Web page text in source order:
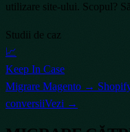
utilizare site-ului. Scopul?
Studii de caz
📈
Keep In Case
Migrare Magento →
conversiiVezi →